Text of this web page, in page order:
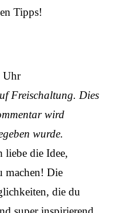
Tipps!
Uhr
Freischaltung. Dies
wird
wurde.
liebe die Idee,
machen! Die
die du